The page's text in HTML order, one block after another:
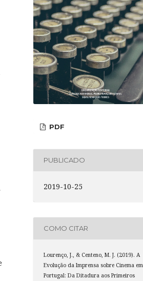
PDF
PUBLICADO
2019-10-25
COMO CITAR
Lourenço, J., & Centeno, M. J. (2019). A
Evolução da Imprensa sobre Cinema em
Portugal: Da Ditadura aos Primeiros